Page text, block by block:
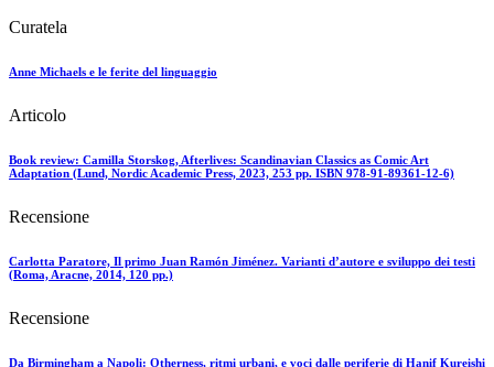
Curatela
Anne Michaels e le ferite del linguaggio
Articolo
Book review: Camilla Storskog, Afterlives: Scandinavian Classics as Comic Art
Adaptation (Lund, Nordic Academic Press, 2023, 253 pp. ISBN 978-91-89361-12-6)
Recensione
Carlotta Paratore, Il primo Juan Ramón Jiménez. Varianti d’autore e sviluppo dei testi
(Roma, Aracne, 2014, 120 pp.)
Recensione
Da Birmingham a Napoli: Otherness, ritmi urbani, e voci dalle periferie di Hanif Kureishi